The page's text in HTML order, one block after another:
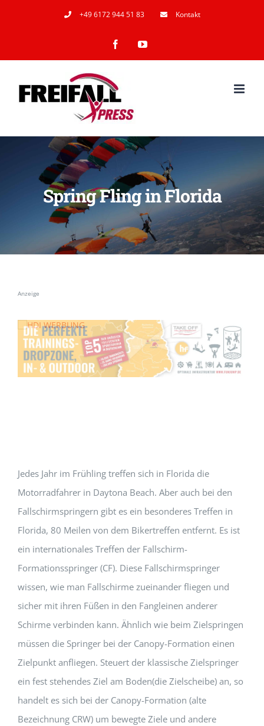
+49 6172 944 51 83 Kontakt
FacebookYouTube
Spring Fling in Florida
Anzeige
Jedes Jahr im Frühling treffen sich in Florida die
Motorradfahrer in Daytona Beach. Aber auch bei den
Fallschirmspringern gibt es ein besonderes Treffen in
Florida, 80 Meilen von dem Bikertreffen entfernt. Es ist
ein internationales Treffen der Fallschirm-
Formationsspringer (CF). Diese Fallschirmspringer
wissen, wie man Fallschirme zueinander fliegen und
sicher mit ihren Füßen in den Fangleinen anderer
Schirme verbinden kann. Ähnlich wie beim Zielspringen
müssen die Springer bei der Canopy-Formation einen
Zielpunkt anfliegen. Steuert der klassische Zielspringer
ein fest stehendes Ziel am Boden(die Zielscheibe) an, so
handelt es sich bei der Canopy-Formation (alte
Bezeichnung CRW) um bewegte Ziele und andere